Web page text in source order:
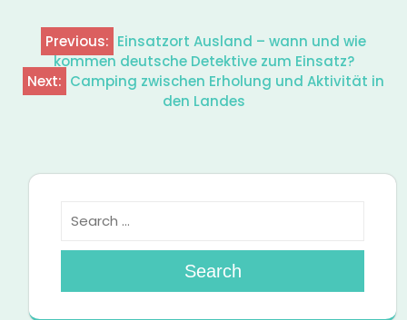
Beitragsnavigation
Previous: Einsatzort Ausland – wann und wie
kommen deutsche Detektive zum Einsatz?
Next: Camping zwischen Erholung und Aktivität in
den Landes
Search